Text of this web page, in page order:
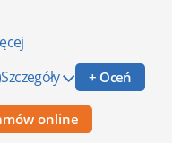
Szczegóły + Oceń
online